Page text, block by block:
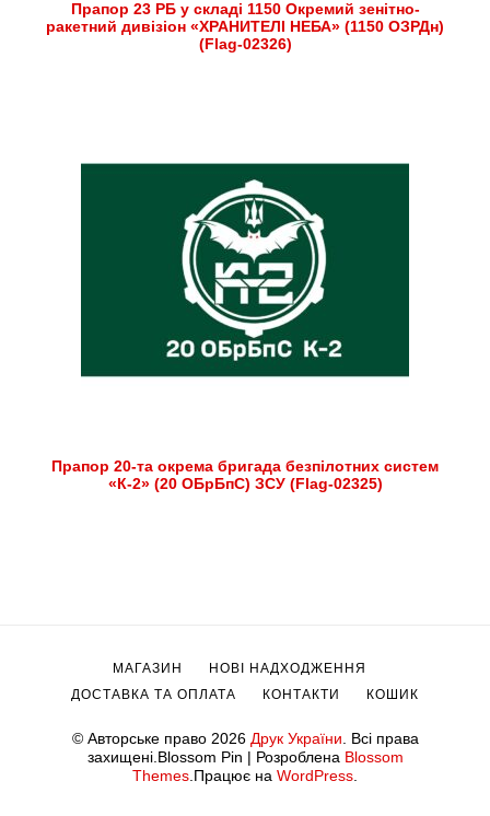
Прапор 23 РБ у складі 1150 Окремий зенітно-
ракетний дивізіон «ХРАНИТЕЛІ НЕБА» (1150 ОЗРДн)
(Flag-02326)
Прапор 20-та окрема бригада безпілотних систем
«К-2» (20 ОБрБпС) ЗСУ (Flag-02325)
© Авторське право 2026 Друк України. Всі права
захищені.Blossom Pin | Розроблена Blossom
Themes.Працює на WordPress.
МАГАЗИН
НОВІ НАДХОДЖЕННЯ
ДОСТАВКА ТА ОПЛАТА
КОНТАКТИ КОШИК